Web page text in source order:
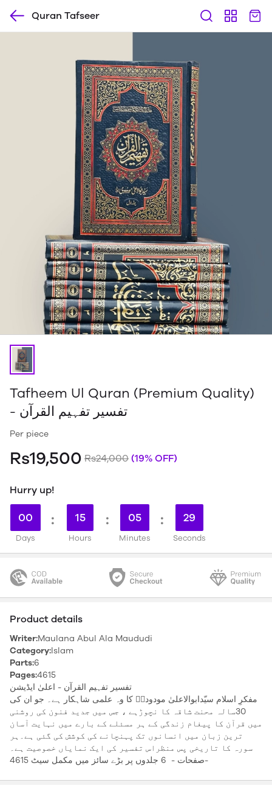
Quran Tafseer
Tafheem Ul Quran (Premium Quality)
- تفسیر تفہیم القرآن
Per piece
Rs19,500 Rs24,000 (19% OFF)
Hurry up!
00
Days
: 15
Hours
: 05
Minutes
: 28
Seconds
Product details
Writer:Maulana Abul Ala Maududi
Category:Islam
Parts:6
Pages:4615
تفسیر تفہیم القرآن - اعلیٰ ایڈیشن
مفکرِ اسلام سیّدابوالاعلیٰ مودودیؒ کا وہ علمی شاہکار ہے۔ جو ان کی
30سالہ محنت شاقہ کا نچوڑہے ، جس میں جدید فنون کی روشنی
میں قرآن کا پیغام زندگی کے ہر مسئلے کے بارے میں نہایت آسان
ترین زبان میں انسانوں تک پہنچانے کی کوشش کی گئی ہے۔ہر
سورہ کا تاریخی پس منظراس تفسیر کی ایک نمایاں خصوصیت ہے۔
4615 صفحات - 6 جلدوں پر بڑے سائز میں مکمل سیٹ-